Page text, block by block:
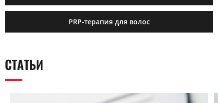
PRP-терапия для волос
СТАТЬИ